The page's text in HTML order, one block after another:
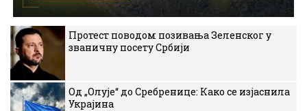
Протест поводом позивања Зеленског у
званичну посету Србији
Од „Олује“ до Сребренице: Како се изјаснила
Украјина